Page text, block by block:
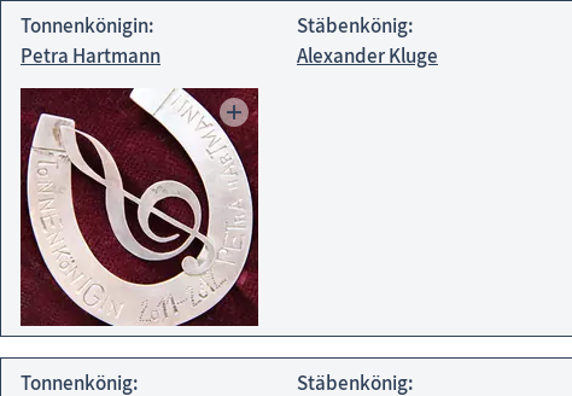
Tonnenkönigin:
Petra Hartmann
Stäbenkönig:
Alexander Kluge
Tonnenkönig:
Stäbenkönig: